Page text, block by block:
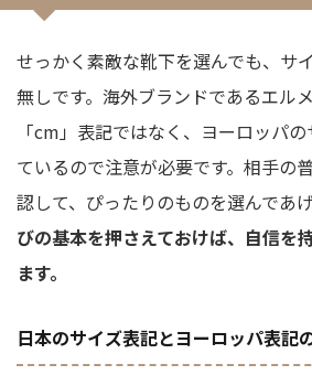
せっかく素敵な靴下を選んでも、サ
無しです。海外ブランドであるエル
「cm」表記ではなく、ヨーロッパ
ているので注意が必要です。相手の
認して、ぴったりのものを選んであげ
びの基本を押さえておけば、自信を
ます。
日本のサイズ表記とヨーロッパ表記